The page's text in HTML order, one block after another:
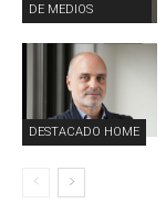
DE MEDIOS
DESTACADO HOME